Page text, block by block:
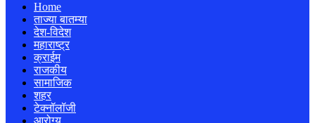
Home
ताज्या बातम्या
देश-विदेश
महाराष्ट्र
क्राईम
राजकीय
सामाजिक
शहर
टेक्नॉलॉजी
आरोग्य